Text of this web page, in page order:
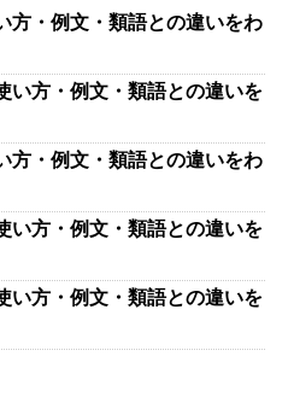
方・例文・類語との違いをわ
い方・例文・類語との違いを
方・例文・類語との違いをわ
い方・例文・類語との違いを
い方・例文・類語との違いを